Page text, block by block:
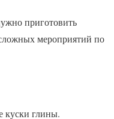
приготовить
мероприятий по
куски глины.